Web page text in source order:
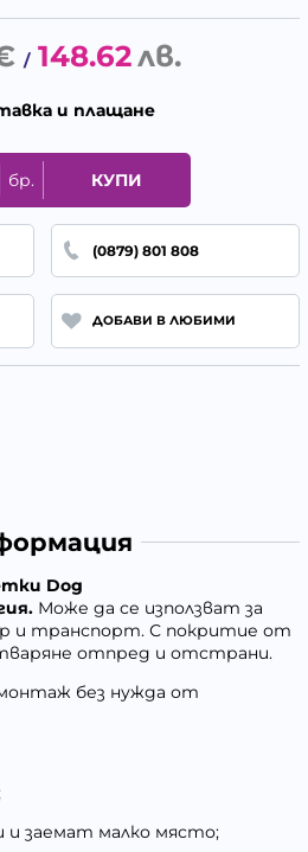
/ 148.62лв.
и плащане
бр. КУПИ
(0879) 801 808
ДОБАВИ В ЛЮБИМИ
Dog
Може да се използват за
и транспорт. С покритие от
отпред и отстрани.
без нужда от
и заемат малко място;